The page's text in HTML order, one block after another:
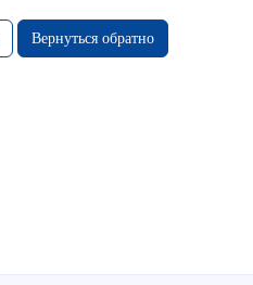
Вернуться обратно